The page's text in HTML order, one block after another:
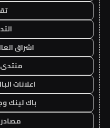
اشراق
منتدى
اعلانات
باك لينك